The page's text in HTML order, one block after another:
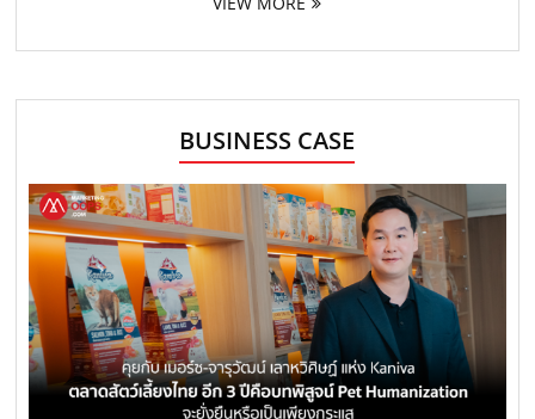
BUSINESS CASE